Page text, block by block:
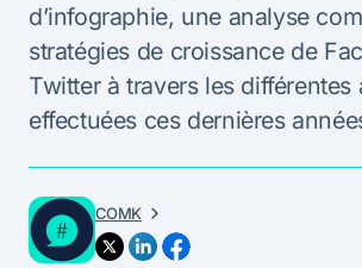
d’infographie, une analyse
stratégies de croissance de
Twitter à travers les différentes
effectuées ces dernières
COMK